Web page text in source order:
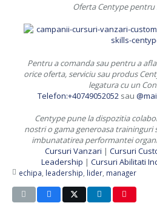
Oferta Centype pentru
Pentru a comanda sau pentru a
orice oferta, serviciu sau produs
legatura cu un
Telefon:+40749052052 sau
Centype pune la dispozitia
nostri o gama generoasa traininguri
imbunatatirea performantei
Cursuri Vanzari | Cursuri
Leadership | Cursuri Abilitati
echipa leadership lider manager